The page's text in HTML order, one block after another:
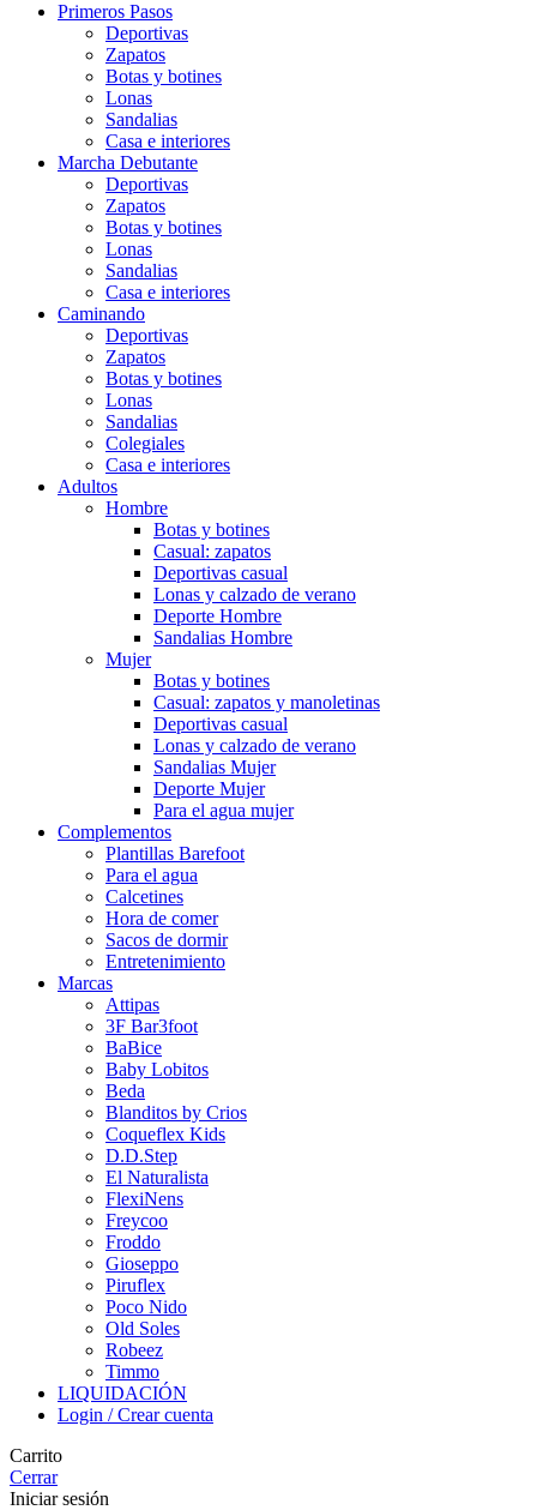
Primeros Pasos
Deportivas
Zapatos
Botas y botines
Lonas
Sandalias
Casa e interiores
Marcha Debutante
Deportivas
Zapatos
Botas y botines
Lonas
Sandalias
Casa e interiores
Caminando
Deportivas
Zapatos
Botas y botines
Lonas
Sandalias
Colegiales
Casa e interiores
Adultos
Hombre
Botas y botines
Casual: zapatos
Deportivas casual
Lonas y calzado de verano
Deporte Hombre
Sandalias Hombre
Mujer
Botas y botines
Casual: zapatos y manoletinas
Deportivas casual
Lonas y calzado de verano
Sandalias Mujer
Deporte Mujer
Para el agua mujer
Complementos
Plantillas Barefoot
Para el agua
Calcetines
Hora de comer
Sacos de dormir
Entretenimiento
Marcas
Attipas
3F Bar3foot
BaBice
Baby Lobitos
Beda
Blanditos by Crios
Coqueflex Kids
D.D.Step
El Naturalista
FlexiNens
Freycoo
Froddo
Gioseppo
Piruflex
Poco Nido
Old Soles
Robeez
Timmo
LIQUIDACIÓN
Login / Crear cuenta
Carrito
Cerrar
Iniciar sesión